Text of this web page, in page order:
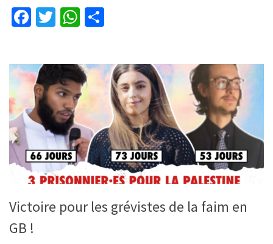
Facebook
TwitterWhatsApp
Victoire pour les grévistes de la faim en
GB !